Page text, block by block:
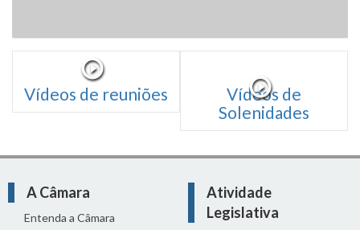
Vídeos de reuniões
Vídeos de
Solenidades
A Câmara
Entenda a Câmara
Atividade
Legislativa